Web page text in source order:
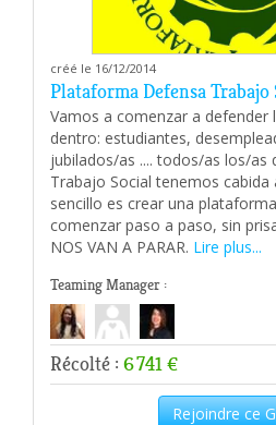
créé le 16/12/2014
Plataforma Defensa Trabajo
Vamos a comenzar a defender
dentro: estudiantes,
jubilados/as .... todos/as los/as
Trabajo Social tenemos
sencillo es crear una
comenzar paso a paso, sin
NOS VAN A PARAR. Lire plus...
Teaming Manager :
Récolté : 6 741 €
Rejoindre ce